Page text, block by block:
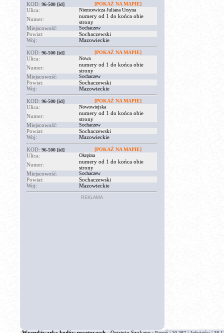
KOD: 96-500 [id] [POKAŻ NA MAPIE]
Ulica: Niemcewicza Juliana Ursyna
Numer:
numery od 1 do końca obie
strony
Miejscowość:
Sochaczew
Powiat:
Sochaczewski
Woj:
Mazowieckie
KOD: 96-500 [id] [POKAŻ NA MAPIE]
Ulica: Nowa
Numer:
numery od 1 do końca obie
strony
Miejscowość:
Sochaczew
Powiat:
Sochaczewski
Woj:
Mazowieckie
KOD: 96-500 [id] [POKAŻ NA MAPIE]
Ulica: Nowowiejska
Numer:
numery od 1 do końca obie
strony
Miejscowość:
Sochaczew
Powiat:
Sochaczewski
Woj:
Mazowieckie
KOD: 96-500 [id] [POKAŻ NA MAPIE]
Ulica: Okrężna
Numer:
numery od 1 do końca obie
strony
Miejscowość:
Sochaczew
Powiat:
Sochaczewski
Woj:
Mazowieckie
REKLAMA